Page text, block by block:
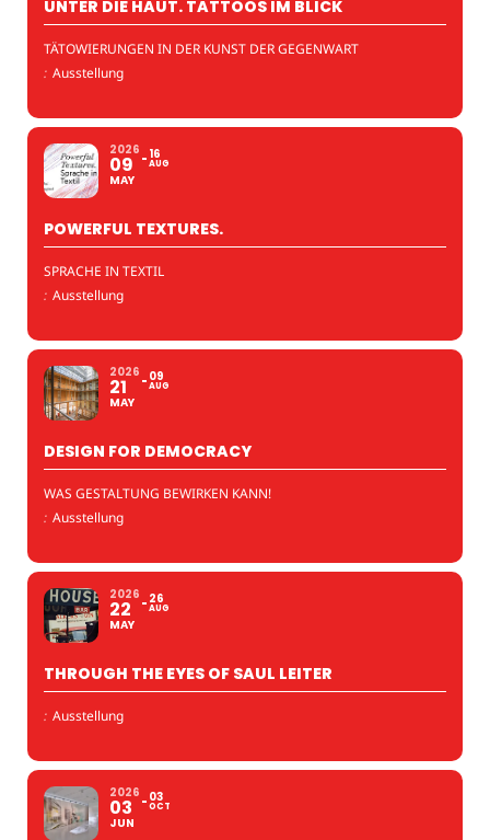
UNTER DIE HAUT. TATTOOS IM BLICK
TÄTOWIERUNGEN IN DER KUNST DER GEGENWART
: Ausstellung
2026
09
MAY
16
AUG
POWERFUL TEXTURES.
SPRACHE IN TEXTIL
: Ausstellung
2026
21
MAY
09
AUG
DESIGN FOR DEMOCRACY
WAS GESTALTUNG BEWIRKEN KANN!
: Ausstellung
2026
22
MAY
26
AUG
THROUGH THE EYES OF SAUL LEITER
: Ausstellung
2026
03
JUN
03
OCT